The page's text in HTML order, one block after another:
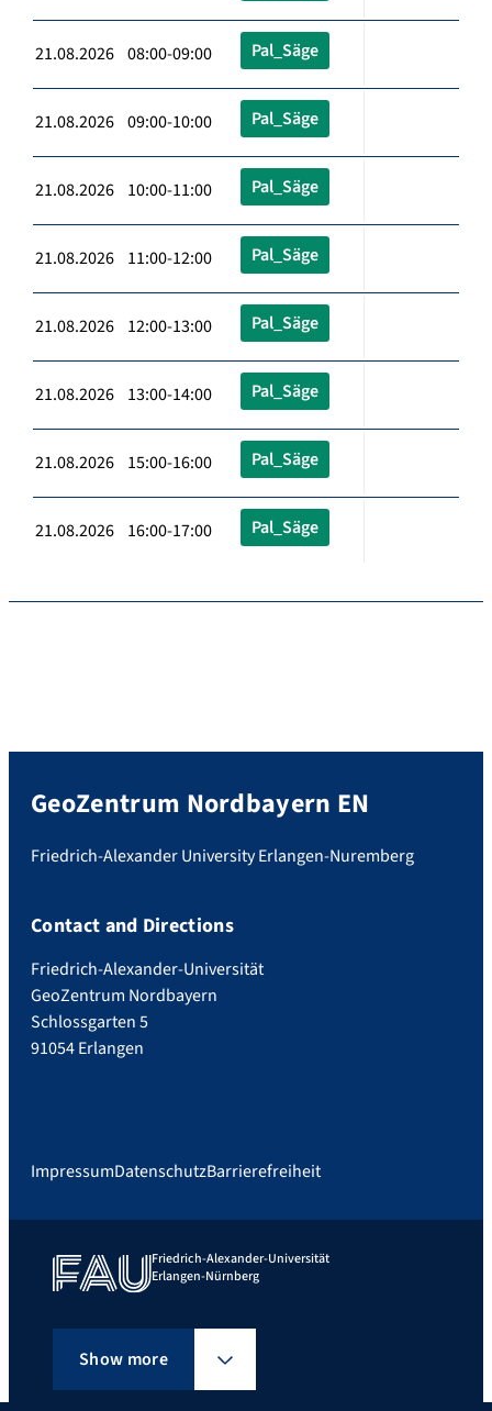
21.08.2026 08:00-09:00 Pal_Säge
21.08.2026 09:00-10:00 Pal_Säge
21.08.2026 10:00-11:00 Pal_Säge
21.08.2026 11:00-12:00 Pal_Säge
21.08.2026 12:00-13:00 Pal_Säge
21.08.2026 13:00-14:00 Pal_Säge
21.08.2026 15:00-16:00 Pal_Säge
21.08.2026 16:00-17:00 Pal_Säge
GeoZentrum Nordbayern EN
Friedrich-Alexander University Erlangen-Nuremberg
Contact and Directions
Friedrich-Alexander-Universität
GeoZentrum Nordbayern
Schlossgarten 5
91054 Erlangen
ImpressumDatenschutzBarrierefreiheit
Friedrich-Alexander-Universität
Erlangen-Nürnberg
Show more